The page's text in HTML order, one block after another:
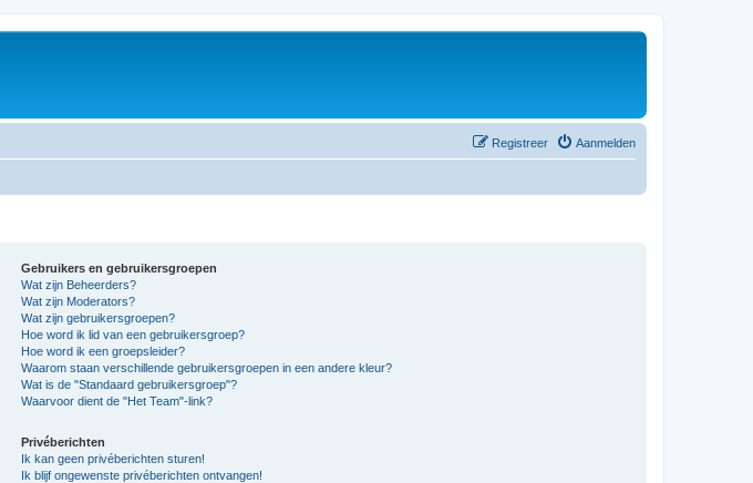
Aanmelden
Registreer
Gebruikers en gebruikersgroepen
Wat zijn Beheerders?
Wat zijn Moderators?
Wat zijn gebruikersgroepen?
Hoe word ik lid van een gebruikersgroep?
Hoe word ik een groepsleider?
Waarom staan verschillende gebruikersgroepen in een andere kleur?
Wat is de "Standaard gebruikersgroep"?
Waarvoor dient de "Het Team"-link?
Privéberichten
Ik kan geen privéberichten sturen!
Ik blijf ongewenste privéberichten ontvangen!